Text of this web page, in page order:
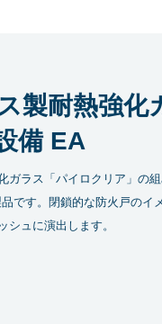
製耐熱強化
備 EA
ガラス「パイロクリア」の
です。閉鎖的な防火戸のイ
シュに演出します。